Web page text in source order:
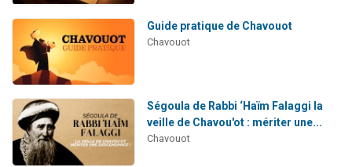
Guide pratique de Chavouot
Chavouot
Ségoula de Rabbi ‘Haïm Falaggi la
veille de Chavou'ot : mériter une...
Chavouot